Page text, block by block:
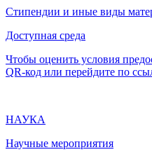
Стипендии и иные виды
Доступная среда
Чтобы оценить условия
QR-код или перейдите по
НАУКА
Научные мероприятия